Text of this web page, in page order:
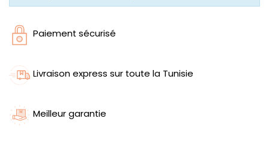
Paiement sécurisé
Livraison express sur toute la Tunisie
Meilleur garantie